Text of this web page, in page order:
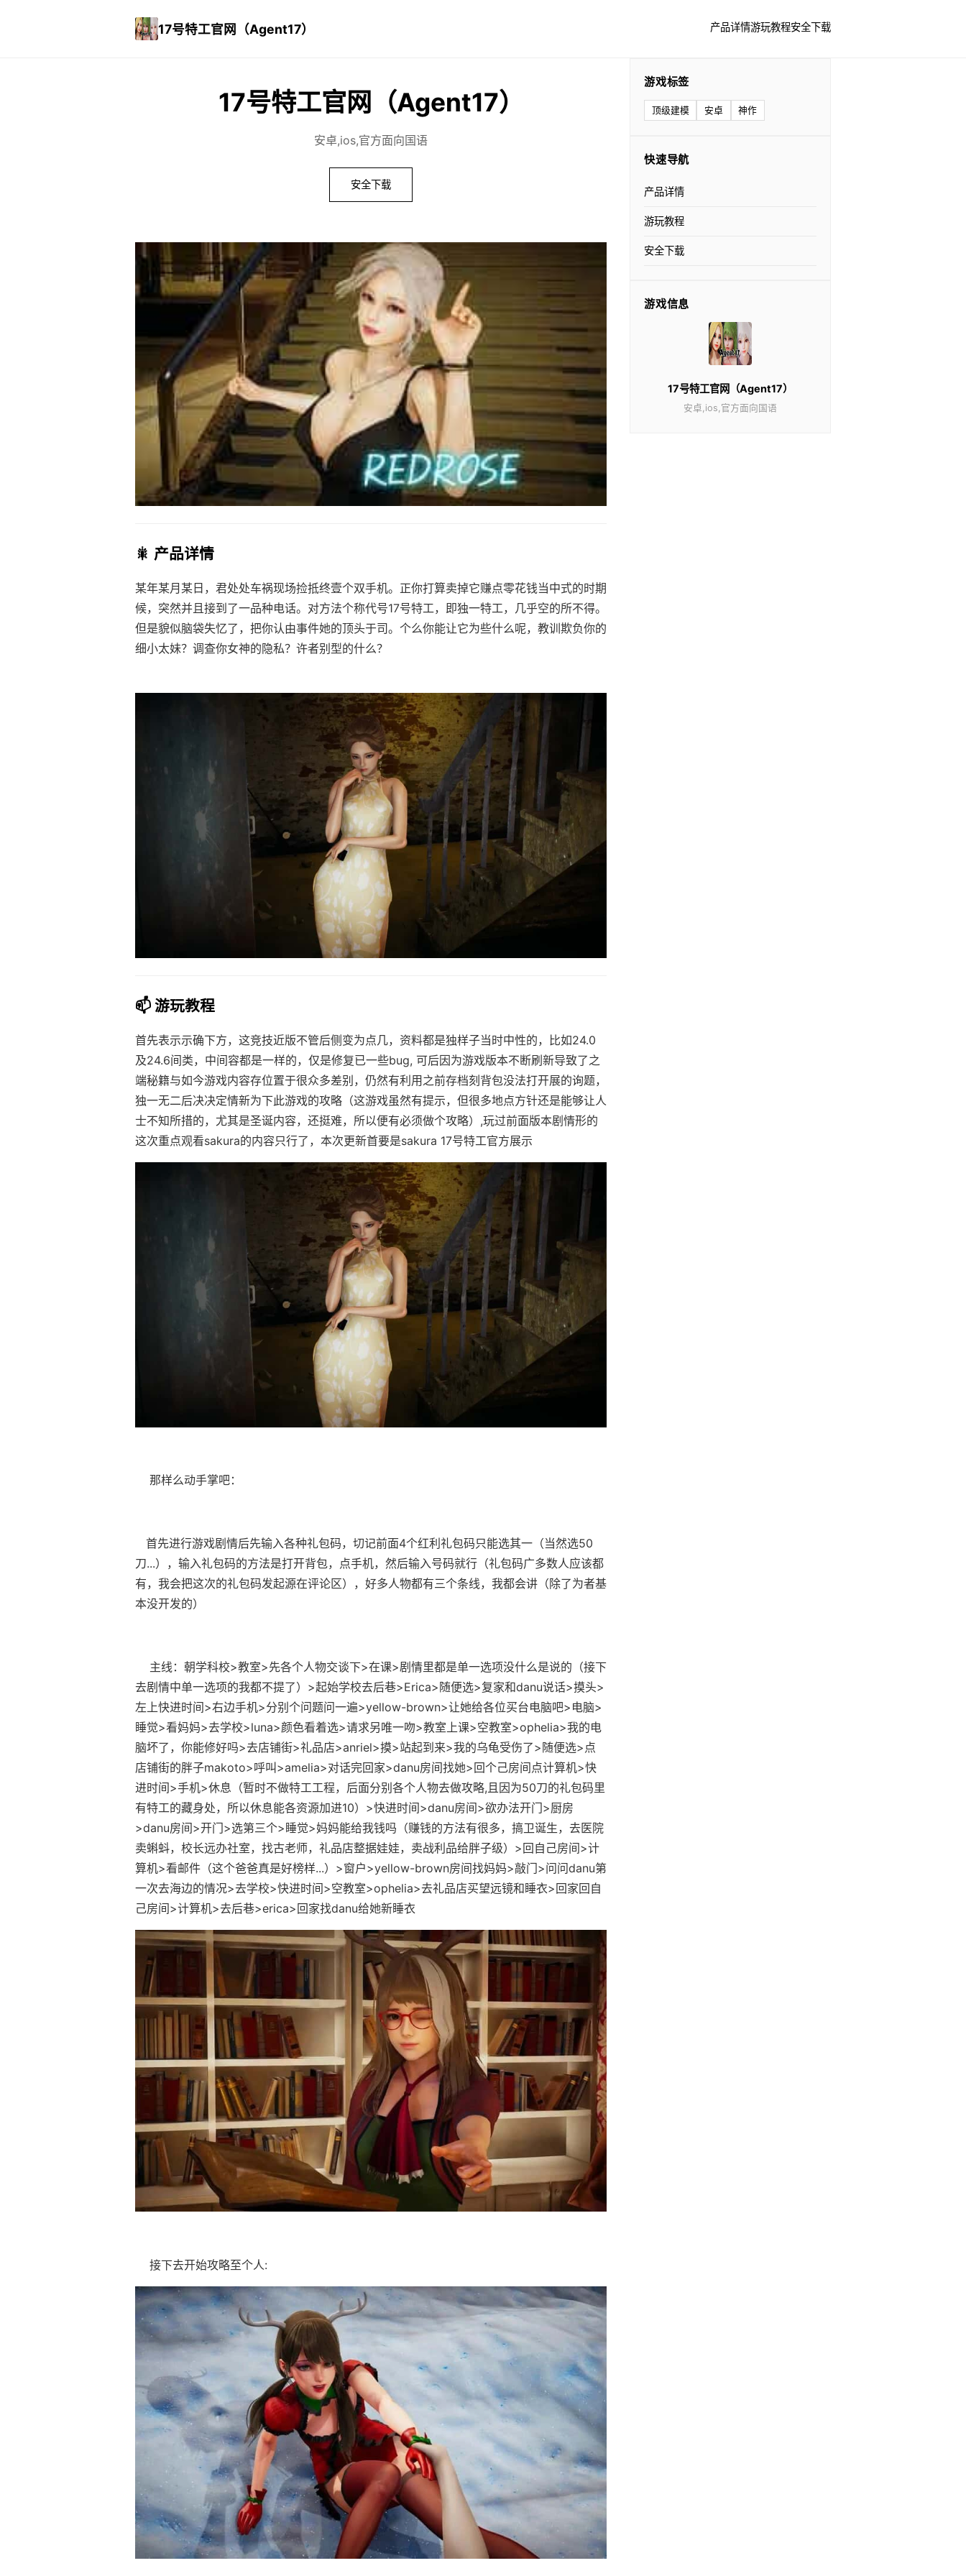
17号特工官网（Agent17） 产品详情游玩教程安全下载
17号特工官网（Agent17）
安卓,ios,官方面向国语
安全下载
🎇 产品详情
某年某月某日，君处处车祸现场捡抵终壹个双手机。正你打算卖掉它赚点零花钱当中式的时期
候，突然并且接到了一品种电话。对方法个称代号17号特工，即独一特工，几乎空的所不得。
但是貌似脑袋失忆了，把你认由事件她的顶头于司。个么你能让它为些什么呢，教训欺负你的
细小太妹？调查你女神的隐私？许者别型的什么？
📫 游玩教程
首先表示示确下方，这竞技近版不管后侧变为点几，资料都是独样子当时中性的，比如24.0
及24.6间类，中间容都是一样的，仅是修复已一些bug, 可后因为游戏版本不断刷新导致了之
端秘籍与如今游戏内容存位置于很众多差别，仍然有利用之前存档刻背包没法打开展的询题，
独一无二后决决定情新为下此游戏的攻略（这游戏虽然有提示，但很多地点方针还是能够让人
士不知所措的，尤其是圣诞内容，还挺难，所以便有必须做个攻略）,玩过前面版本剧情形的
这次重点观看sakura的内容只行了，本次更新首要是sakura 17号特工官方展示
那样么动手掌吧：
首先进行游戏剧情后先输入各种礼包码，切记前面4个红利礼包码只能选其一（当然选50
刀...），输入礼包码的方法是打开背包，点手机，然后输入号码就行（礼包码广多数人应该都
有，我会把这次的礼包码发起源在评论区），好多人物都有三个条线，我都会讲（除了为者基
本没开发的）
主线：朝学科校>教室>先各个人物交谈下>在课>剧情里都是单一选项没什么是说的（接下
去剧情中单一选项的我都不提了）>起始学校去后巷>Erica>随便选>复家和danu说话>摸头>
左上快进时间>右边手机>分别个问题问一遍>yellow-brown>让她给各位买台电脑吧>电脑>
睡觉>看妈妈>去学校>luna>颜色看着选>请求另唯一吻>教室上课>空教室>ophelia>我的电
脑坏了，你能修好吗>去店铺街>礼品店>anriel>摸>站起到来>我的乌龟受伤了>随便选>点
店铺街的胖子makoto>呼叫>amelia>对话完回家>danu房间找她>回个己房间点计算机>快
进时间>手机>休息（暂时不做特工工程，后面分别各个人物去做攻略,且因为50刀的礼包码里
有特工的藏身处，所以休息能各资源加进10）>快进时间>danu房间>欲办法开门>厨房
>danu房间>开门>选第三个>睡觉>妈妈能给我钱吗（赚钱的方法有很多，搞卫诞生，去医院
卖蝌蚪，校长远办社室，找古老师，礼品店整据娃娃，卖战利品给胖子级）>回自己房间>计
算机>看邮件（这个爸爸真是好榜样...）>窗户>yellow-brown房间找妈妈>敲门>问问danu第
一次去海边的情况>去学校>快进时间>空教室>ophelia>去礼品店买望远镜和睡衣>回家回自
己房间>计算机>去后巷>erica>回家找danu给她新睡衣
接下去开始攻略至个人:
游戏标签
顶级建模 安卓 神作
快速导航
产品详情
游玩教程
安全下载
游戏信息
17号特工官网（Agent17）
安卓,ios,官方面向国语